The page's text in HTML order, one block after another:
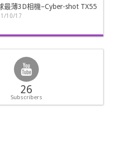
最薄3D相機–Cyber-shot TX55
10/17
26
Subscribers